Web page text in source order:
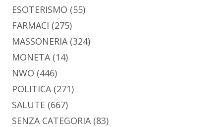
ESOTERISMO (55)
FARMACI (275)
MASSONERIA (324)
MONETA (14)
NWO (446)
POLITICA (271)
SALUTE (667)
SENZA CATEGORIA (83)